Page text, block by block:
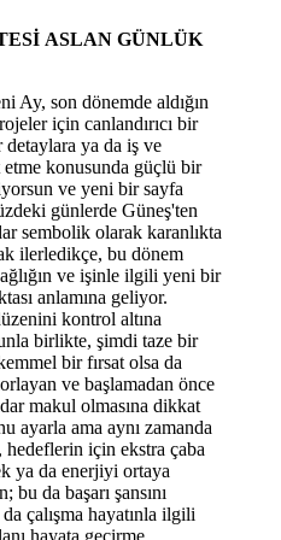
ASLAN GÜNLÜK
Ay, son dönemde aldığın
için canlandırıcı bir
ya da iş ve
etme konusunda güçlü bir
ve yeni bir sayfa
günlerde Güneş'ten
sembolik olarak karanlıkta
ilerledikçe, bu dönem
ve işinle ilgili yeni bir
anlamına geliyor.
kontrol altına
birlikte, şimdi taze bir
bir fırsat olsa da
ve başlamadan önce
makul olmasına dikkat
ayarla ama aynı zamanda
için ekstra çaba
ya da enerjiyi ortaya
da başarı şansını
çalışma hayatınla ilgili
hayata geçirme